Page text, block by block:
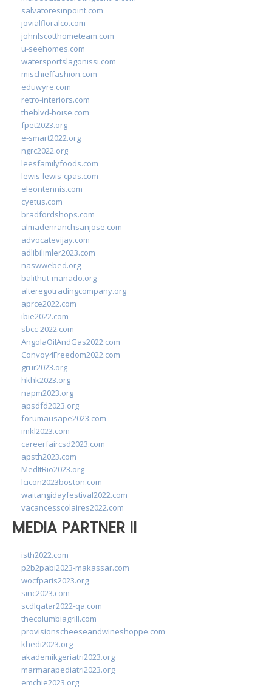
salvatoresinpoint.com
jovialfloralco.com
johnlscotthometeam.com
u-seehomes.com
watersportslagonissi.com
mischieffashion.com
eduwyre.com
retro-interiors.com
theblvd-boise.com
fpet2023.org
e-smart2022.org
ngrc2022.org
leesfamilyfoods.com
lewis-lewis-cpas.com
eleontennis.com
cyetus.com
bradfordshops.com
almadenranchsanjose.com
advocatevijay.com
adlibilimler2023.com
naswwebed.org
balithut-manado.org
alteregotradingcompany.org
aprce2022.com
ibie2022.com
sbcc-2022.com
AngolaOilAndGas2022.com
Convoy4Freedom2022.com
grur2023.org
hkhk2023.org
napm2023.org
apsdfd2023.org
forumausape2023.com
imkl2023.com
careerfaircsd2023.com
apsth2023.com
MedItRio2023.org
lcicon2023boston.com
waitangidayfestival2022.com
vacancesscolaires2022.com
MEDIA PARTNER II
isth2022.com
p2b2pabi2023-makassar.com
wocfparis2023.org
sinc2023.com
scdlqatar2022-qa.com
thecolumbiagrill.com
provisionscheeseandwineshoppe.com
khedi2023.org
akademikgeriatri2023.org
marmarapediatri2023.org
emchie2023.org